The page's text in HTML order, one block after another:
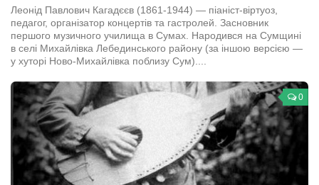
Ирина Проценко
Александр Садовский
Сергей Степанов
Анна Черненко
Марина Фенота
Гостиная
Он и Она
Леонід Павлович Кагадєєв (1861-1944) — піаніст-віртуоз,
педагог, організатор концертів та гастролей. Засновник
першого музичного училища в Сумах. Народився на Сумщині
в селі Михайлівка Лебединського району (за іншою версією —
у хуторі Ново-Михайлівка поблизу Сум)....
0